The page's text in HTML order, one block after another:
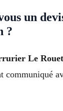
un
?
Le
communiqué